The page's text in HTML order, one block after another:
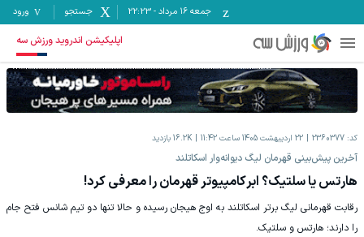
جمعه ۱۶ مرداد -
22:23 جستجو ورود
اپلیکیشن اندروید ورزش سه
کد: 2360377 22 اردیبهشت 1405 ساعت 11:42 16.2K بازدید
آخرین پیش‌بینی قهرمان لیگ دیوانه‌وار اسکاتلند
هارتس یا سلتیک؟ ابرکامپیوتر قهرمان را معرفی کرد!
رقابت قهرمانی لیگ برتر اسکاتلند به اوج هیجان رسیده و حالا تنها دو تیم شانس فتح جام
را دارند؛ هارتس و سلتیک.